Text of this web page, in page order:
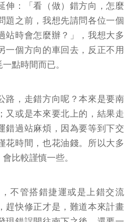
伸：「看（做）錯方向，怎麼
題之前，我想先請問各位一個
站時會怎麼辦？」，我想大多
一個方向的車回去，反正不用
點時間而已。
路，走錯方向呢？本來是要南
又或是本來要北上的，結果走
錯過站麻煩，因為要等到下交
花時間，也花油錢。所以大多
比較謹慎一些。
不管搭錯捷運或是上錯交流
趕快修正才是，難道本來計畫